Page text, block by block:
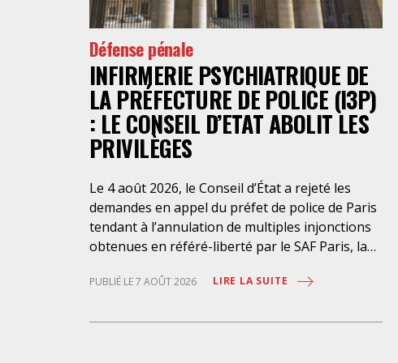
Défense pénale
INFIRMERIE PSYCHIATRIQUE DE
LA PRÉFECTURE DE POLICE (I3P)
: LE CONSEIL D’ETAT ABOLIT LES
PRIVILÈGES
Le 4 août 2026, le Conseil d’État a rejeté les
demandes en appel du préfet de police de Paris
tendant à l’annulation de multiples injonctions
obtenues en référé-liberté par le SAF Paris, la
Psychiatrie. Cette nouvelle décision confirme
personnes retenues à l’infirmerie psychiatrique
PUBLIÉ LE 7 AOÛT 2026 LIRE LA SUITE